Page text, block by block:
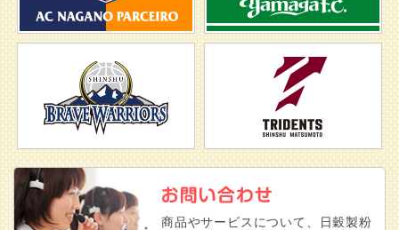
商品やサービスについて、日穀製粉